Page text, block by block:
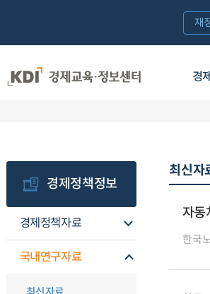
경
재
경제정책정보
경제정책자료
국내연구자료
최신자
자동
한국